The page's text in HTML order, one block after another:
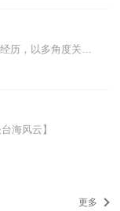
张维为通过自己走访数百个国家的经历，以多角度关注世界政局变化，跟进社会热门话题，见微知著的分析国...
海风云】
更多